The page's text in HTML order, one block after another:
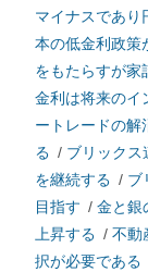
マイナスであり
本の低金利政策
をもたらすが家
金利は将来のイ
ートレードの解
る / ブリックス
を継続する / ブ
目指す / 金と銀
上昇する / 不動
択が必要である